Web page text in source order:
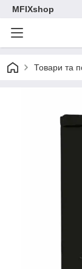
MFIXshop
Товари та